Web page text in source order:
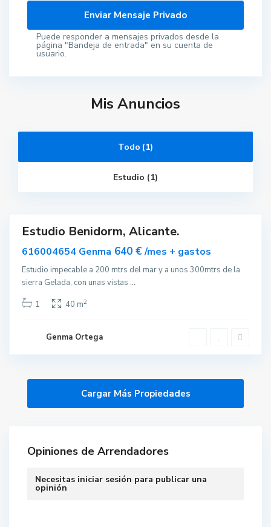
Puede responder a mensajes privados desde la
página "Bandeja de entrada" en su cuenta de
usuario.
Mis Anuncios
Todo (1)
Estudio (1)
n
Estudio Benidorm, Alicante.
616004654 Genma 640 €/mes + gastos
Estudio impecable a 200 mtrs del mar y a unos 300mtrs de la
sierra Gelada, con unas vistas ...
1
40 m2
Genma Ortega
Opiniones de Arrendadores
Necesitas iniciar sesión para publicar una
opinión